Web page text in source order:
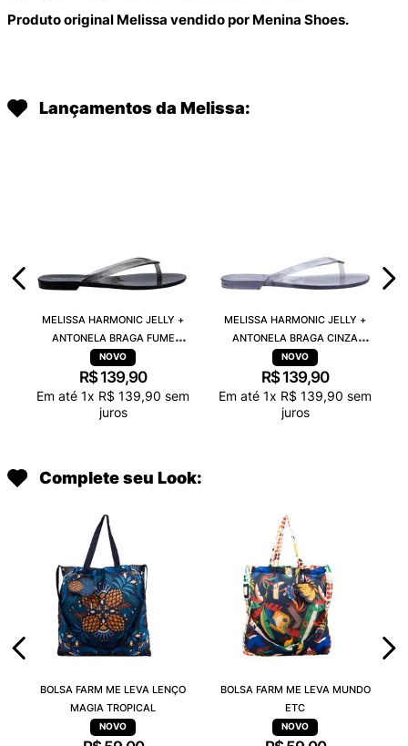
Produto original Melissa vendido por Menina Shoes.
Lançamentos da Melissa:
MELISSA HARMONIC JELLY +
ANTONELA BRAGA FUME
TRANSPARENTE 38263
R$ 139,90
Em até 1x R$ 139,90 sem
juros
MELISSA HARMONIC JELLY +
ANTONELA BRAGA CINZA
TRANSPARENTE 38263
R$ 139,90
Em até 1x R$ 139,90 sem
juros
Complete seu Look:
BOLSA FARM ME LEVA LENÇO
MAGIA TROPICAL
BOLSA FARM ME LEVA MUNDO
ETC